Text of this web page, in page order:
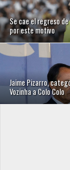
Se cae el regreso
por este motivo
Jaime Pizarro,
Vozinha a Colo Colo